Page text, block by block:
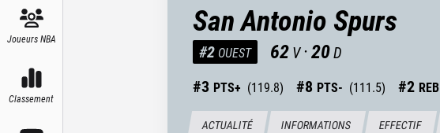
Joueurs NBA
Classement
San Antonio Spurs
#2 OUEST 62 V ·20D
#3 PTS+ (119.8) #8 PTS- (111.5) #2 REB
ACTUALITÉ INFORMATIONS EFFECTIF